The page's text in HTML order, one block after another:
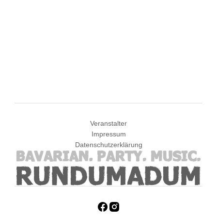
Veranstalter
Impressum
Datenschutzerklärung